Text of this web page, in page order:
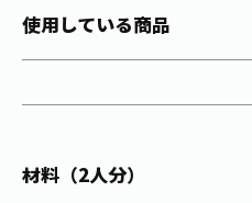
茶殻リサイクルシステム
未来の桜プロジェクト
Inner CHARM
使用している商品
材料（2人分）